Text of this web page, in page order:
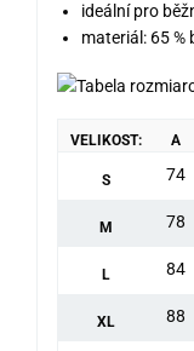
ideální pro
materiál: 65 %
VELIKOST: A
S 74
M 78
L 84
XL 88